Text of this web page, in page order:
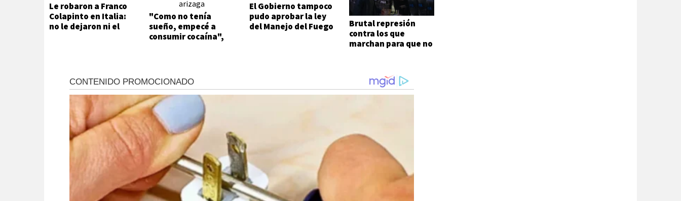
Le robaron a Franco
Colapinto en Italia:
no le dejaron ni el
"Como no tenía
sueño, empecé a
consumir cocaína",
El Gobierno tampoco
pudo aprobar la ley
del Manejo del Fuego
Brutal represión
contra los que
marchan para que no